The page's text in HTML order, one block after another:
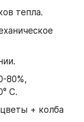
тепла.
80%,
С.
+ колба